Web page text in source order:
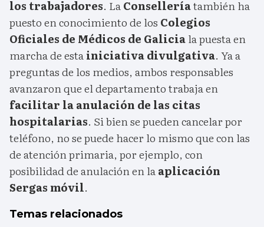
los trabajadores. LaConselleríatambién ha
puesto en conocimiento de los Colegios
Oficiales de Médicos de Galiciala puesta en
marcha de estainiciativa divulgativa. Ya a
preguntas de los medios, ambos responsables
avanzaron que el departamento trabaja en
facilitar la anulación de las citas
hospitalarias. Si bien se pueden cancelar por
teléfono, no se puede hacer lo mismo que con las
de atención primaria, por ejemplo, con
posibilidad de anulación en laaplicación
Sergas móvil.
Temas relacionados